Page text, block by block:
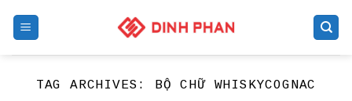
TAG ARCHIVES: BỘ CHỮ WHISKYCOGNAC